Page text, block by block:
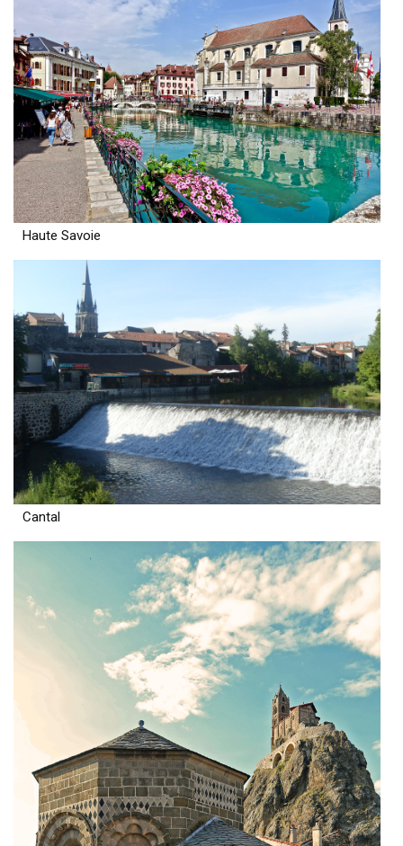
Haute Savoie
Cantal